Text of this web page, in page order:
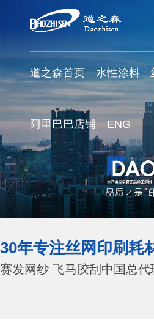
道之森首页 水性涂料
阿里巴巴店铺 ENG
30年专注丝网印刷耗
赛发网纱 飞马胶刮中国总代